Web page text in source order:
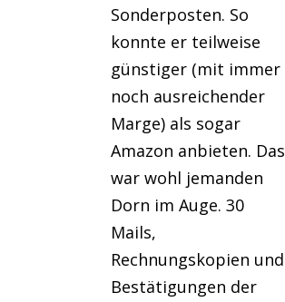
Sonderposten. So
konnte er teilweise
günstiger (mit immer
noch ausreichender
Marge) als sogar
Amazon anbieten. Das
war wohl jemanden
Dorn im Auge. 30
Mails,
Rechnungskopien und
Bestätigungen der